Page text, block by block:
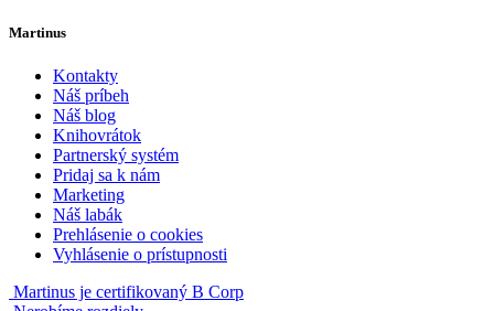
Martinus
Kontakty
Náš príbeh
Náš blog
Knihovrátok
Partnerský systém
Pridaj sa k nám
Marketing
Náš labák
Prehlásenie o cookies
Vyhlásenie o prístupnosti
Martinus je certifikovaný B Corp